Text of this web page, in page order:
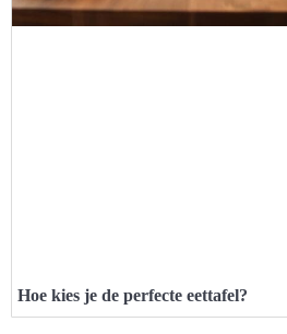
Hoe kies je de perfecte eettafel?